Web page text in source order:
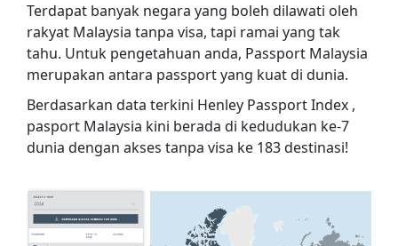
Terdapat banyak negara yang boleh dilawati oleh
rakyat Malaysia tanpa visa, tapi ramai yang tak
tahu. Untuk pengetahuan anda, Passport Malaysia
merupakan antara passport yang kuat di dunia.
Berdasarkan data terkini Henley Passport Index ,
pasport Malaysia kini berada di kedudukan ke-7
dunia dengan akses tanpa visa ke 183 destinasi!